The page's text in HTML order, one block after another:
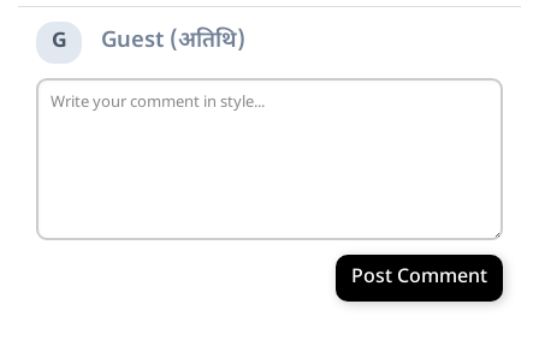
G Guest (अतिथि)
Post Comment